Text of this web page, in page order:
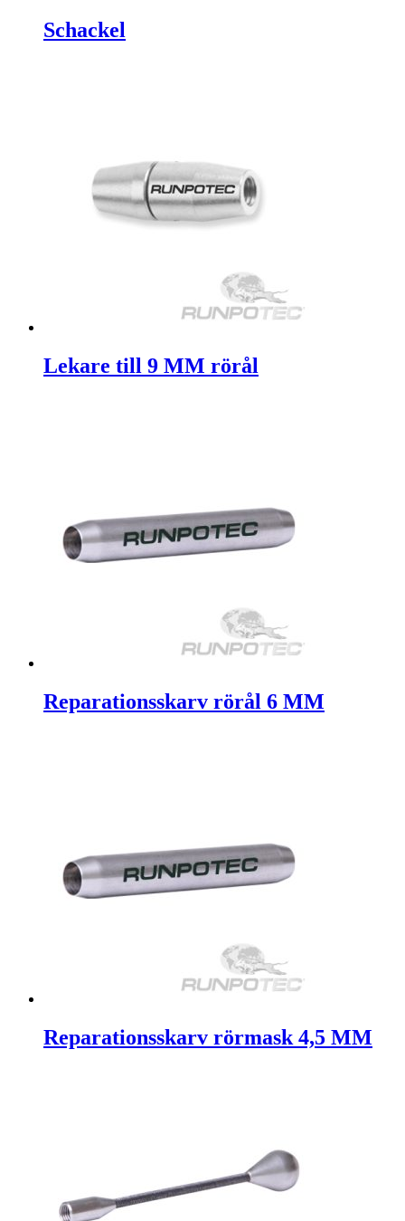
Schackel
Lekare till 9 MM rörål
Reparationsskarv rörål 6 MM
Reparationsskarv rörmask 4,5 MM